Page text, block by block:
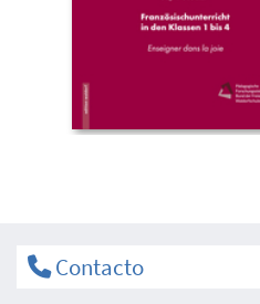
Contacto